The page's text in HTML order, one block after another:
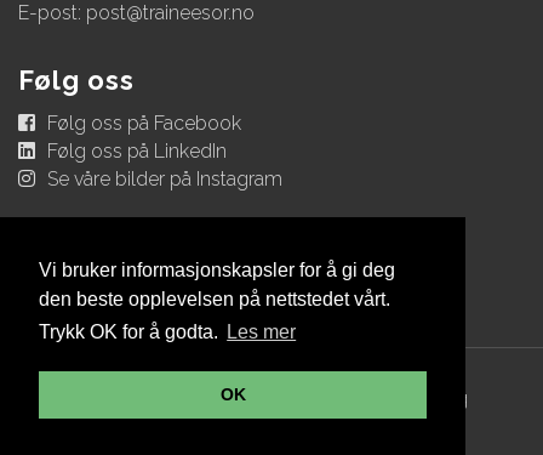
Vi bruker informasjonskapsler for å gi deg
den beste opplevelsen på nettstedet vårt.
Trykk OK for å godta.
Les mer
OK
E-post: post@traineesor.no
Følg oss
Følg oss på Facebook
Følg oss på LinkedIn
Se våre bilder på Instagram
© Copyright 2026 Trainee Sør |
Personvernerklæring
Utviklet av Netlab|Publiseres i eRedaktør